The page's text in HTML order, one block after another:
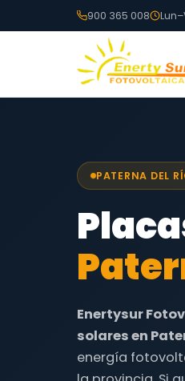
900 365 008
PATERNA DEL
Enertysur
solares en
energía